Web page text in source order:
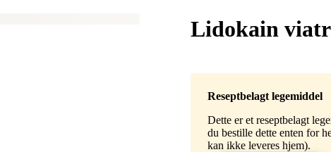
Merke:
Lidokain
Reseptbelagt legemiddel
Dette er et reseptbelagt
du bestille dette enten for
kan ikke leveres hjem).